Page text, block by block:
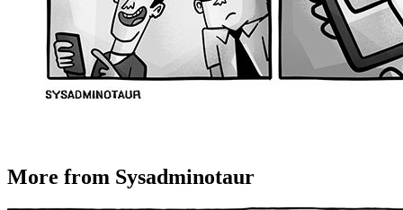
More from Sysadminotaur